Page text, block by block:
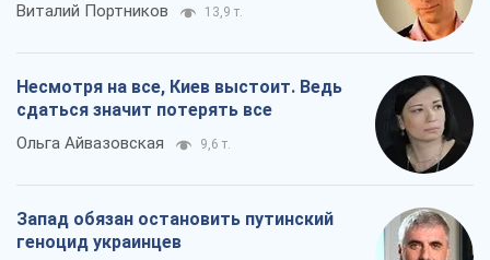
Виталий Портников 13,9 т.
Несмотря на все, Киев выстоит. Ведь
сдаться значит потерять все
Ольга Айвазовская 9,6 т.
Запад обязан остановить путинский
геноцид украинцев